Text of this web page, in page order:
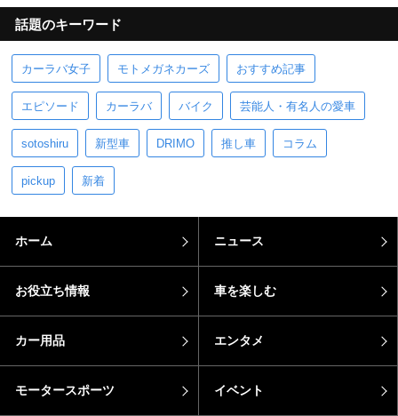
話題のキーワード
カーラバ女子 モトメガネカーズ おすすめ記事
エピソード カーラバ バイク 芸能人・有名人の愛車
sotoshiru 新型車 DRIMO 推し車 コラム
pickup 新着
ホーム ニュース
お役立ち情報 車を楽しむ
カー用品 エンタメ
モータースポーツ イベント